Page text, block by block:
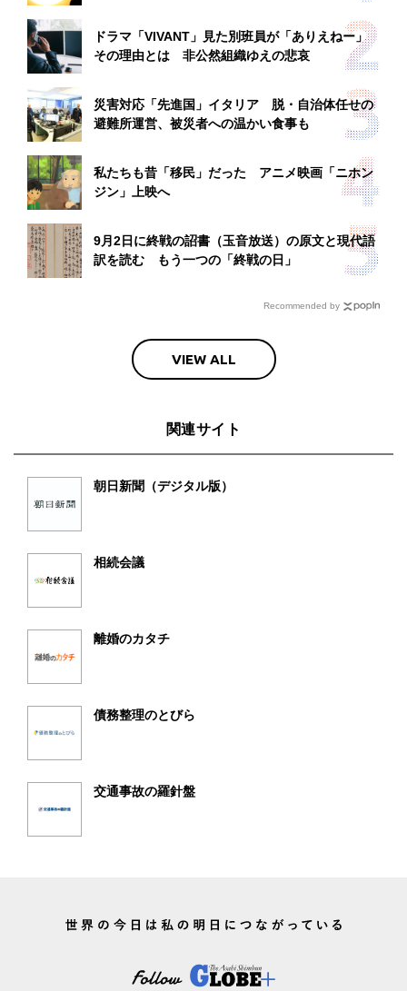
ドラマ「VIVANT」見た別班員が「ありえねー」
その理由とは 非公然組織ゆえの悲哀
災害対応「先進国」イタリア 脱・自治体任せの
避難所運営、被災者への温かい食事も
私たちも昔「移民」だった アニメ映画「ニホン
ジン」上映へ
9月2日に終戦の詔書（玉音放送）の原文と現代語
訳を読む もう一つの「終戦の日」
Recommended by
VIEW ALL
関連サイト
朝日新聞（デジタル版）
相続会議
離婚のカタチ
債務整理のとびら
交通事故の羅針盤